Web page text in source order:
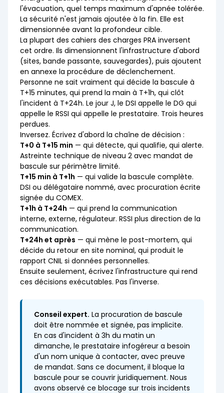
l'évacuation, quel temps maximum d'apnée tolérée.
La sécurité n'est jamais ajoutée à la fin. Elle est
dimensionnée avant la profondeur cible.
La plupart des cahiers des charges PRA inversent
cet ordre. Ils dimensionnent l'infrastructure d'abord
(sites, bande passante, sauvegardes), puis ajoutent
en annexe la procédure de déclenchement.
Personne ne sait vraiment qui décide la bascule à
T+15 minutes, qui prend la main à T+1h, qui clôt
l'incident à T+24h. Le jour J, le DSI appelle le DG qui
appelle le RSSI qui appelle le prestataire. Trois heures
perdues.
Inversez. Écrivez d'abord la chaîne de décision :
T+0 à T+15 min — qui détecte, qui qualifie, qui alerte.
Astreinte technique de niveau 2 avec mandat de
bascule sur périmètre limité.
T+15 min à T+1h — qui valide la bascule complète.
DSI ou délégataire nommé, avec procuration écrite
signée du COMEX.
T+1h à T+24h — qui prend la communication
interne, externe, régulateur. RSSI plus direction de la
communication.
T+24h et après — qui mène le post-mortem, qui
décide du retour en site nominal, qui produit le
rapport CNIL si données personnelles.
Ensuite seulement, écrivez l'infrastructure qui rend
ces décisions exécutables. Pas l'inverse.
Conseil expert. La procuration de bascule
doit être nommée et signée, pas implicite.
En cas d'incident à 3h du matin un
dimanche, le prestataire infogéreur a besoin
d'un nom unique à contacter, avec preuve
de mandat. Sans ce document, il bloque la
bascule pour se couvrir juridiquement. Nous
avons observé ce blocage sur trois incidents